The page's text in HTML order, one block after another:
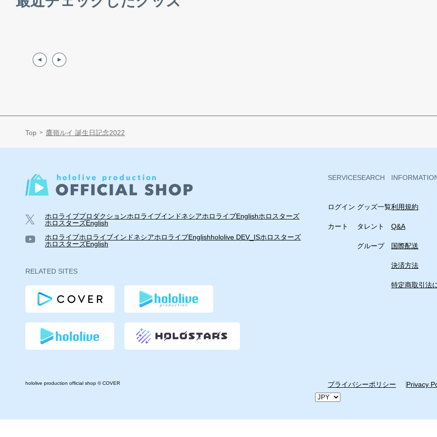
Top 鷹嶺ルイ 誕生日記念2022
ホロライブプロダクションホロライブインドネシアホロライブEnglishホロスターズ
ホロスターズEnglish
ホロライブホロライブインドネシアホロライブEnglishhololive DEV_ISホロスターズ
ホロスターズEnglish
RELATED SITES
SERVICE
ログイン
カート
SEARCH
グッズ一覧
タレント
グループ
利用規約
Q&A
国際配送
決済方法
特定商取引法
hololive production official shop © COVER プライバシーポリシー Privacy